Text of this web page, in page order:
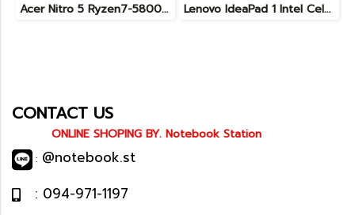
Acer Nitro 5 Ryzen7-5800H RTX-3060(6GB) Ram16 SSD512 จอ15.6 FHD 144Hz เกมมิ่งสเปคสูง เครื่องพร้อมใช้งาน ราคาสุดคุ้มเพียง 19,900.- Lenovo IdeaPad 1 Intel Celeron N4020 Ram4 SSD256GB จอ14.0 HD หน้าจอเล็กเหมาะแก่การพกพา ใช้งานทั่วไป ราคาถูกมาก เพียง 3,900.- พร้อมใช้งาน(สินค้ามีตำหนิขายถูกประกันร้าน7วัน)
CONTACT US
ONLINE SHOPING BY. Notebook Station
: @notebook.st
: 094-971-1197